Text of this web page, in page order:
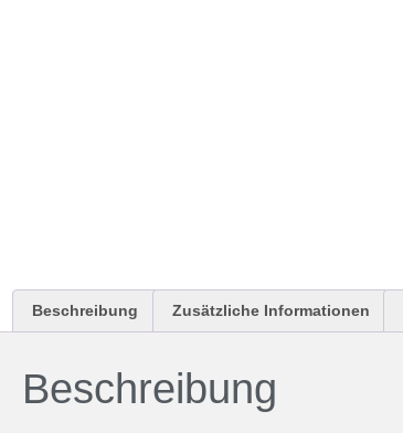
Beschreibung Zusätzliche Informationen
Beschreibung